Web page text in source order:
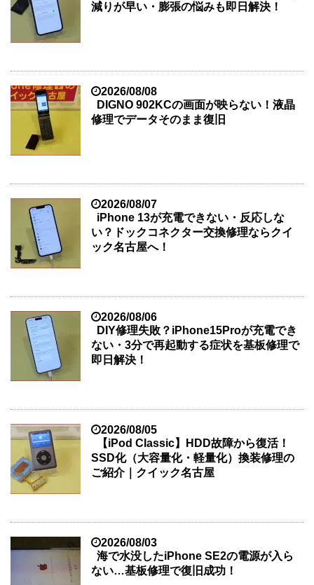
減りが早い・膨張の悩みも即日解決！
2026/08/08
DIGNO 902KCの画面が映らない！液晶
修理でデータそのまま復旧
2026/08/07
iPhone 13が充電できない・反応しな
い？ドックコネクター交換修理ならクイ
ック名古屋へ！
2026/08/06
DIY修理失敗？iPhone15Proが充電でき
ない・3分で再起動する症状を基板修理で
即日解決！
2026/08/05
【iPod Classic】HDD故障から復活！
SSD化（大容量化・軽量化）換装修理の
ご紹介｜クイック名古屋
2026/08/03
海で水没したiPhone SE2の電源が入ら
ない…基板修理で復旧成功！